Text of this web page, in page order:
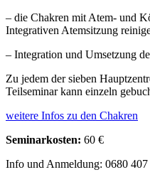
– die Chakren mit Atem- und
Integrativen Atemsitzung
– Integration und Umsetzung
Zu jedem der sieben
Teilseminar kann einzeln
weitere Infos zu den Chakren
Seminarkosten: 60 €
Info und Anmeldung: 0680 407